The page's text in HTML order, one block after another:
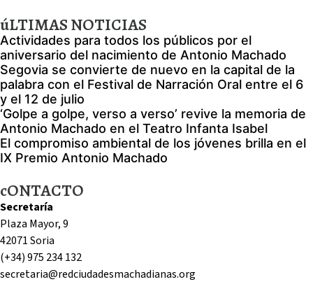
úLTIMAS NOTICIAS
Actividades para todos los públicos por el
aniversario del nacimiento de Antonio Machado
Segovia se convierte de nuevo en la capital de la
palabra con el Festival de Narración Oral entre el 6
y el 12 de julio
‘Golpe a golpe, verso a verso’ revive la memoria de
Antonio Machado en el Teatro Infanta Isabel
El compromiso ambiental de los jóvenes brilla en el
IX Premio Antonio Machado
cONTACTO
Secretaría
Plaza Mayor, 9
42071 Soria
(+34) 975 234 132
secretaria@redciudadesmachadianas.org